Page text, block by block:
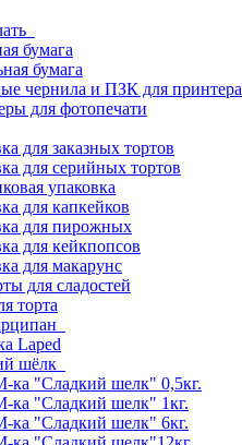
бумага
бумага
чернила и ПЗК для принтера
для фотопечати
для заказных тортов
для серийных тортов
упаковка
для капкейков
для пирожных
для кейкпопсов
для макарунс
для сладостей
торта
Laped
шёлк
ка "Сладкий шелк" 0,5кг.
ка "Сладкий шелк" 1кг.
ка "Сладкий шелк" 6кг.